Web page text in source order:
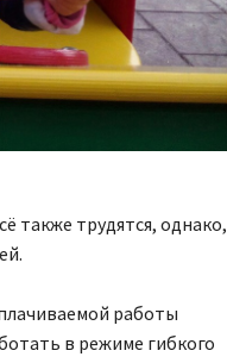
также трудятся, однако,
работы
в режиме гибкого